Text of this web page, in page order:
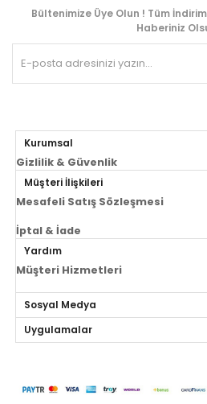
Bültenimize Üye Olun ! Tüm
Haberiniz
Kurumsal
Gizlilik & Güvenlik
Müşteri İlişkileri
Mesafeli Satış Sözleşmesi
İptal & İade
Yardım
Müşteri Hizmetleri
Sosyal Medya
Uygulamalar